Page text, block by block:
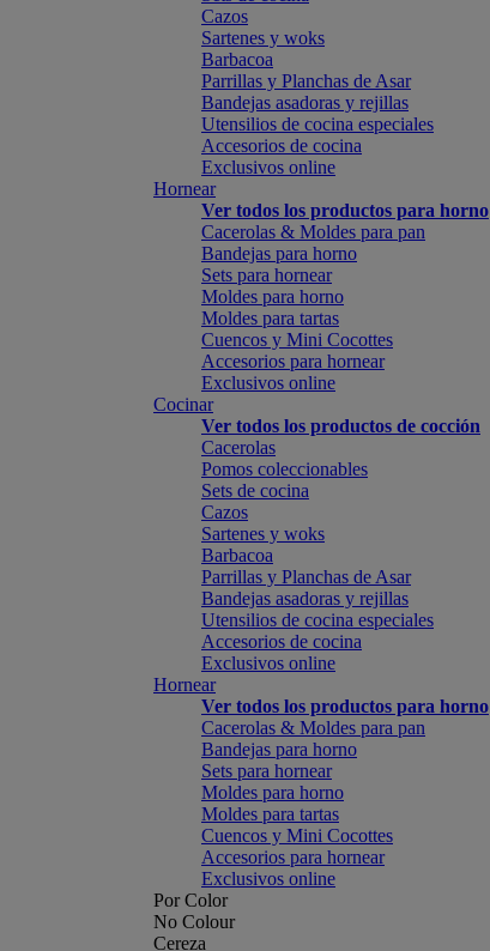
Cazos
Sartenes y woks
Barbacoa
Parrillas y Planchas de Asar
Bandejas asadoras y rejillas
Utensilios de cocina especiales
Accesorios de cocina
Exclusivos online
Hornear
Ver todos los productos para horno
Cacerolas & Moldes para pan
Bandejas para horno
Sets para hornear
Moldes para horno
Moldes para tartas
Cuencos y Mini Cocottes
Accesorios para hornear
Exclusivos online
Cocinar
Ver todos los productos de cocción
Cacerolas
Pomos coleccionables
Sets de cocina
Cazos
Sartenes y woks
Barbacoa
Parrillas y Planchas de Asar
Bandejas asadoras y rejillas
Utensilios de cocina especiales
Accesorios de cocina
Exclusivos online
Hornear
Ver todos los productos para horno
Cacerolas & Moldes para pan
Bandejas para horno
Sets para hornear
Moldes para horno
Moldes para tartas
Cuencos y Mini Cocottes
Accesorios para hornear
Exclusivos online
Por Color
No Colour
Cereza